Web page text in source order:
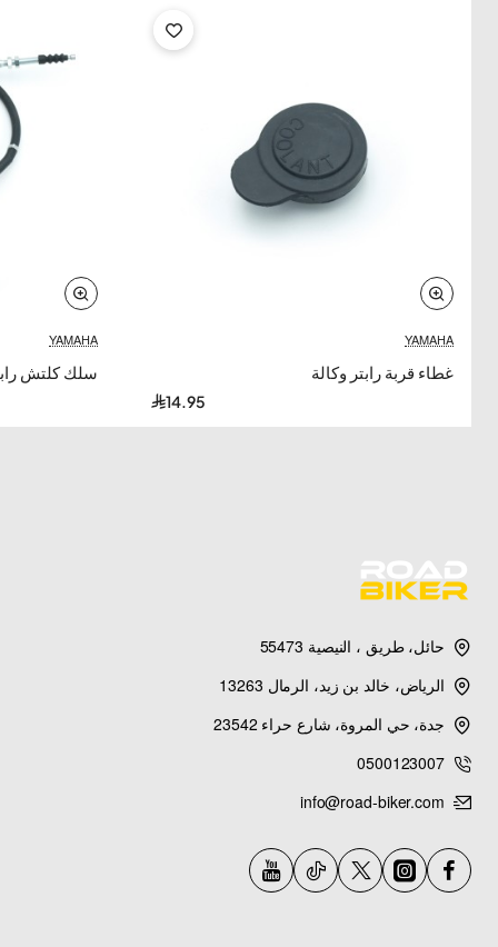
YAMAHA
غطاء قربة رابتر وكالة
14.95
YAMAHA
سلك كلتش
حائل، طريق ، النيصية 55473
الرياض، خالد بن زيد، الرمال 13263
جدة، حي المروة، شارع حراء 23542
0500123007
info@road-biker.com